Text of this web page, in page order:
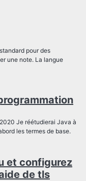
pour des
une note. La langue
Je réétudierai Java à
les termes de base.
et configurez
de tls